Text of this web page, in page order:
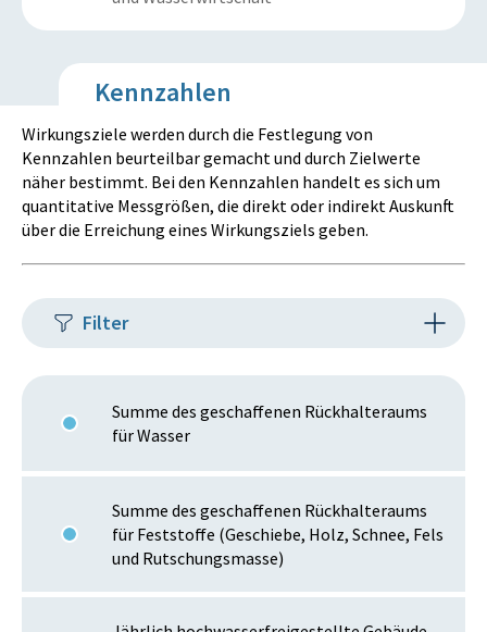
Kennzahlen
Wirkungsziele werden durch die Festlegung von
Kennzahlen beurteilbar gemacht und durch Zielwerte
näher bestimmt. Bei den Kennzahlen handelt es sich um
quantitative Messgrößen, die direkt oder indirekt Auskunft
über die Erreichung eines Wirkungsziels geben.
Filter
Summe des geschaffenen Rückhalteraums
für Wasser
Summe des geschaffenen Rückhalteraums
für Feststoffe (Geschiebe, Holz, Schnee, Fels
und Rutschungsmasse)